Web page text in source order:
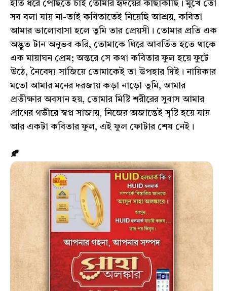
হাত ধরে পৌঁছতে চাই তোমার হৃদয়ের কাছাকাছি। মুখে তো
সব বলা যায় না-তাই কবিতাতেই নিয়েছি আশ্রয়, কবিতা
আমার ভালোবাসা হলে তুমি তার প্রেয়সী। তোমার প্রতি এক
অদ্ভুত টান অনুভব করি, তোমাকে ঘিরে আবর্তিত হতে থাকে
এক মায়াঘন প্রেম; অন্তরে সে কথা কবিতার ফুল হয়ে ফুটে
উঠে, নৈবেদ্য সাজিয়ে তোমাকেই তা উপহার দিই। নায়িকার
মতো আমার মনের দরজায় কড়া নাড়ো তুমি, আমার
প্রতীক্ষার অবসান হয়, তোমার মিষ্টি শরীরের সুবাস আমার
প্রাণের গভীরে স্বপ্ন সাজায়, নিজের অজান্তেই সৃষ্টি হয়ে যায়
আর একটা কবিতার ফুল, এই ফুল ফোটার শেষ নেই।
🍂